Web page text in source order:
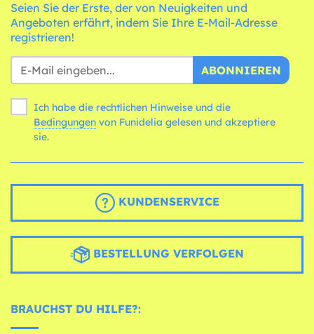
Seien Sie der Erste, der von Neuigkeiten und
Angeboten erfährt, indem Sie Ihre E-Mail-Adresse
registrieren!
ABONNIEREN
Ich habe die rechtlichen Hinweise und die
Bedingungen
sie.
KUNDENSERVICE
BESTELLUNG VERFOLGEN
BRAUCHST DU HILFE?: